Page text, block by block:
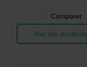
Comparer
Voir les produits